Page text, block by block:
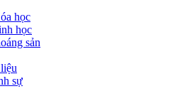
học
học
sản
sự